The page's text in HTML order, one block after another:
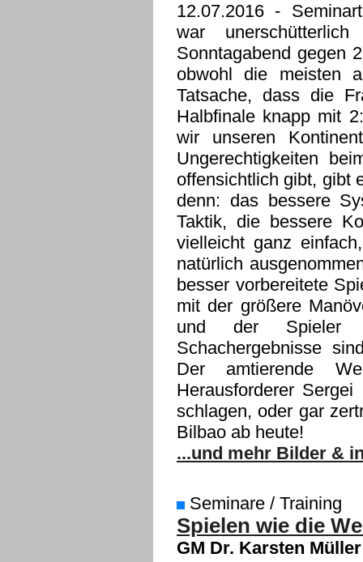
12.07.2016 -
war
Sonntagabend gegen
obwohl die meisten
Tatsache, dass die
Halbfinale knapp mit
wir unseren
Ungerechtigkeiten
offensichtlich gibt, gibt
denn: das bessere
Taktik, die bessere
vielleicht ganz
natürlich
besser vorbereitete
mit der größere
und der Spieler
Schachergebnisse
Der amtierende
Herausforderer
schlagen, oder gar
Bilbao ab heute!
...und mehr Bilder &
Seminare / Training
Spielen wie die
GM Dr. Karsten